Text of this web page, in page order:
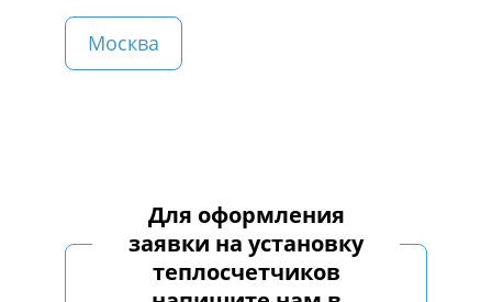
Москва
Для оформления
заявки на установку
теплосчетчиков